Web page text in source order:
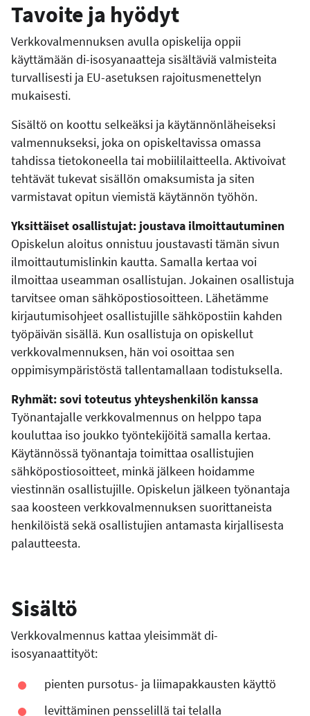
Tavoite ja hyödyt
Verkkovalmennuksen avulla opiskelija oppii
käyttämään di-isosyanaatteja sisältäviä valmisteita
turvallisesti ja EU-asetuksen rajoitusmenettelyn
mukaisesti.
Sisältö on koottu selkeäksi ja käytännönläheiseksi
valmennukseksi, joka on opiskeltavissa omassa
tahdissa tietokoneella tai mobiililaitteella. Aktivoivat
tehtävät tukevat sisällön omaksumista ja siten
varmistavat opitun viemistä käytännön työhön.
Yksittäiset osallistujat: joustava ilmoittautuminen
Opiskelun aloitus onnistuu joustavasti tämän sivun
ilmoittautumislinkin kautta. Samalla kertaa voi
ilmoittaa useamman osallistujan. Jokainen osallistuja
tarvitsee oman sähköpostiosoitteen. Lähetämme
kirjautumisohjeet osallistujille sähköpostiin kahden
työpäivän sisällä. Kun osallistuja on opiskellut
verkkovalmennuksen, hän voi osoittaa sen
oppimisympäristöstä tallentamallaan todistuksella.
Ryhmät: sovi toteutus yhteyshenkilön kanssa
Työnantajalle verkkovalmennus on helppo tapa
kouluttaa iso joukko työntekijöitä samalla kertaa.
Käytännössä työnantaja toimittaa osallistujien
sähköpostiosoitteet, minkä jälkeen hoidamme
viestinnän osallistujille. Opiskelun jälkeen työnantaja
saa koosteen verkkovalmennuksen suorittaneista
henkilöistä sekä osallistujien antamasta kirjallisesta
palautteesta.
Sisältö
Verkkovalmennus kattaa yleisimmät di-
isosyanaattityöt:
pienten pursotus- ja liimapakkausten käyttö
levittäminen pensselillä tai telalla